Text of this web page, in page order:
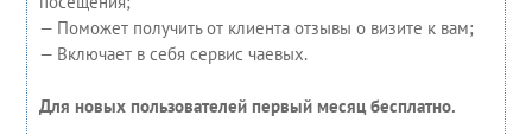
— Поможет получить от клиента отзывы о визите к вам;
— Включает в себя сервис чаевых.
Для новых пользователей первый месяц бесплатно.